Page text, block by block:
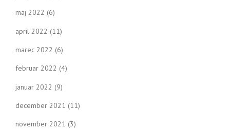
maj 2022 (6)
april 2022 (11)
marec 2022 (6)
februar 2022 (4)
januar 2022 (9)
december 2021 (11)
november 2021 (3)